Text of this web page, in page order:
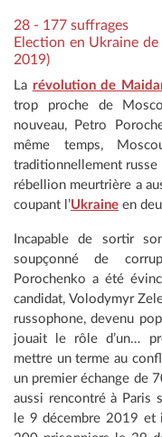
28 - 177 suffrages
Election en Ukraine
2019)
La révolution de
trop proche de
nouveau, Petro
même temps,
traditionnellement russe
rébellion meurtrière a
coupant l’Ukraine en
Incapable de sortir
soupçonné de
Porochenko a été
candidat, Volodymyr
russophone, devenu
jouait le rôle d’un…
mettre un terme au
un premier échange de
aussi rencontré à Paris
le 9 décembre 2019 et